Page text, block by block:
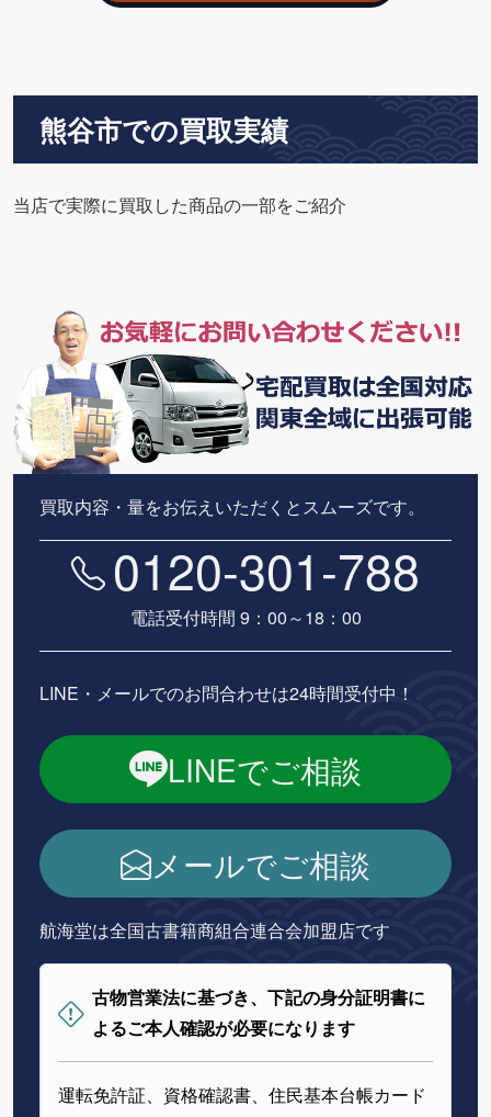
熊谷市での買取実績
当店で実際に買取した商品の一部をご紹介
買取内容・量をお伝えいただくとスムーズです。
0120-301-788
電話受付時間 9：00～18：00
LINE・メールでのお問合わせは24時間受付中！
LINEでご相談
メールでご相談
航海堂は全国古書籍商組合連合会加盟店です
古物営業法に基づき、下記の身分証明書に
よるご本人確認が必要になります
運転免許証、資格確認書、住民基本台帳カード